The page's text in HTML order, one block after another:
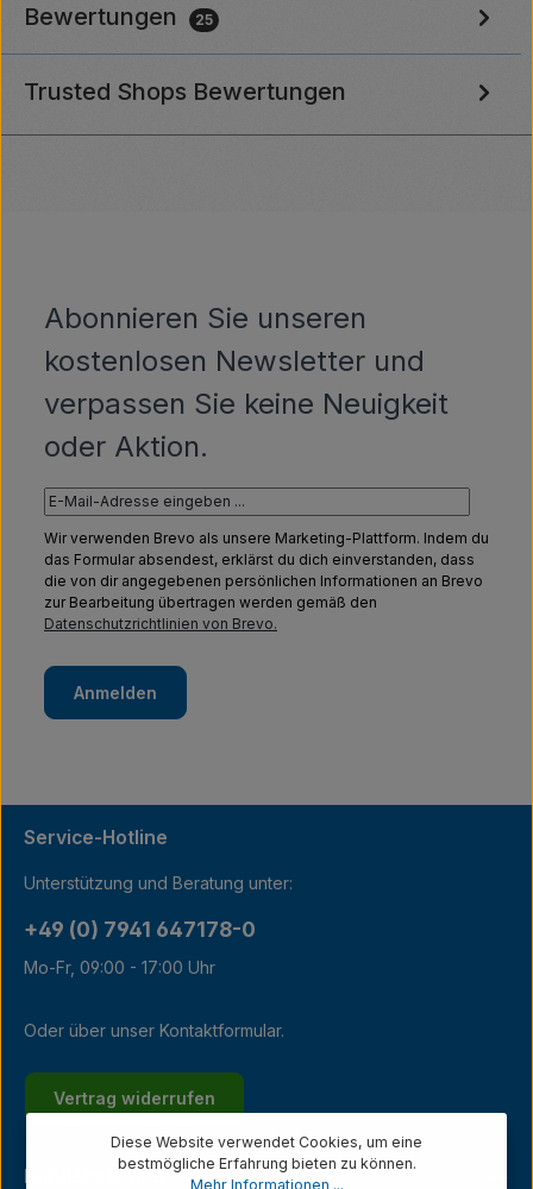
Bewertungen 25
Trusted Shops Bewertungen
Abonnieren Sie unseren
kostenlosen Newsletter und
verpassen Sie keine Neuigkeit
oder Aktion.
Wir verwenden Brevo als unsere Marketing-Plattform. Indem du
das Formular absendest, erklärst du dich einverstanden, dass
die von dir angegebenen persönlichen Informationen an Brevo
zur Bearbeitung übertragen werden gemäß den
Datenschutzrichtlinien von Brevo.
Anmelden
Service-Hotline
Unterstützung und Beratung unter:
+49 (0) 7941 647178-0
Mo-Fr, 09:00 - 17:00 Uhr
Oder über unser Kontaktformular.
Vertrag widerrufen
Kundenservice
Diese Website verwendet Cookies, um eine
bestmögliche Erfahrung bieten zu können.
Mehr Informationen ...